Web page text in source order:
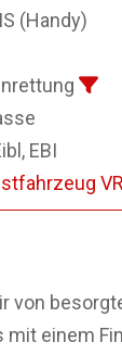
(Handy)
EBI
von
mit einem